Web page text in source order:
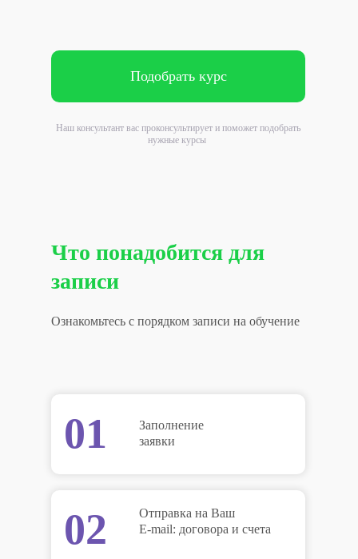
Наш консультант вас проконсультирует и поможет подобрать
нужные курсы
Подобрать курс
Что понадобится для
записи
Ознакомьтесь с порядком записи на обучение
01
02
Заполнение
заявки
Отправка на Ваш
E-mail: договора и счета